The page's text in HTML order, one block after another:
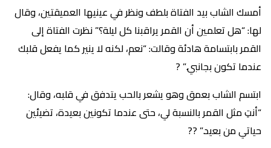
أمسك الشاب بيد الفتاة بلطف ونظر في عينيها العميقتين، وقال
لها: “هل تعلمين أن القمر يراقبنا كل ليلة؟” نظرت الفتاة إلى
القمر بابتسامة هادئة وقالت: “نعم، لكنه لا ينير كما يفعل قلبك
عندما تكون بجانبي.” ?
ابتسم الشاب بعمق وهو يشعر بالحب يتدفق في قلبه، وقال:
“أنتِ مثل القمر بالنسبة لي، حتى عندما تكونين بعيدة، تضيئين
حياتي من بعيد.” ??